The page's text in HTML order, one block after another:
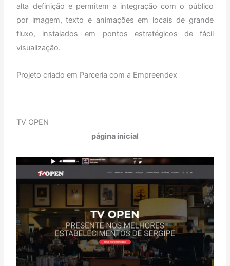
alta definição e permitem a integração com o público
por imagem, texto e animações em locais de grande
fluxo, instalados em pontos estratégicos de fácil
visualização.
Projeto criado em Parceria com a Empreendex
TV OPEN
página inicial